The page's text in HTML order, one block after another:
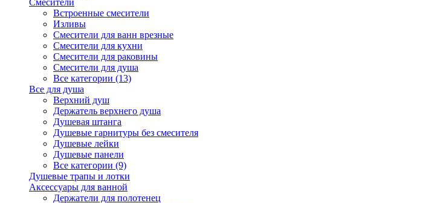
Смесители
Встроенные смесители
Изливы
Смесители для ванн врезные
Смесители для кухни
Смесители для раковины
Смесители для душа
Все категории (13)
Все для душа
Верхний душ
Держатель верхнего душа
Душевая штанга
Душевые гарнитуры без смесителя
Душевые лейки
Душевые панели
Все категории (9)
Душевые трапы и лотки
Аксессуары для ванной
Держатели для полотенец